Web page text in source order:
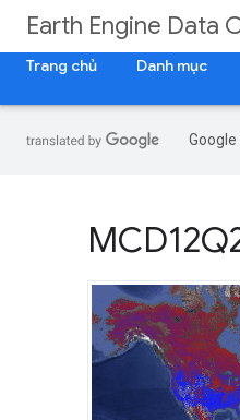
Earth Engine Data
Trang chủ
Danh mục